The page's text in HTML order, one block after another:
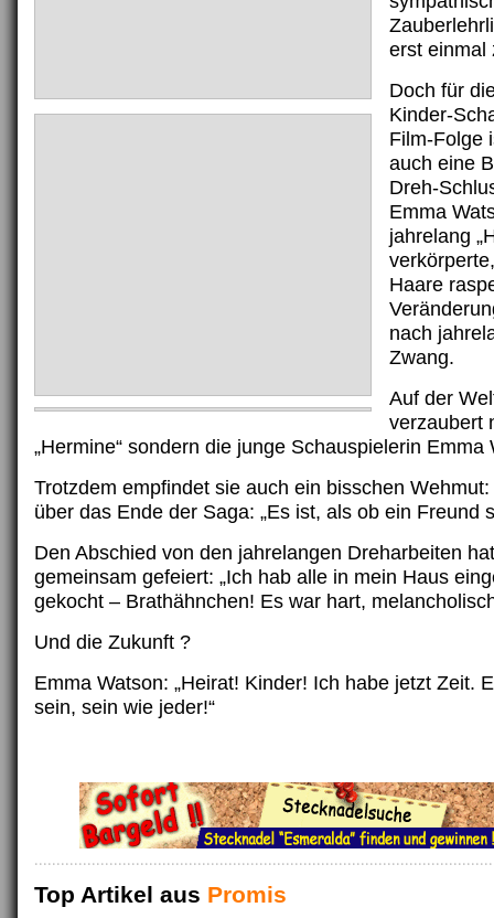
erst einmal
Doch für
Kinder-
Film-Folge
auch eine
Dreh-
Emma
jahrelang
Haare
nach
Zwang.
Auf der
verzaubert
„Hermine“ sondern die junge Schauspielerin Emma
Trotzdem empfindet sie auch ein bisschen
über das Ende der Saga: „Es ist, als ob ein Freund
Den Abschied von den jahrelangen Dreharbeiten
gemeinsam gefeiert: „Ich hab alle in mein Haus
gekocht – Brathähnchen! Es war hart,
Und die Zukunft ?
Emma Watson: „Heirat! Kinder! Ich habe jetzt Zeit.
sein, sein wie jeder!“
Top Artikel aus Promis